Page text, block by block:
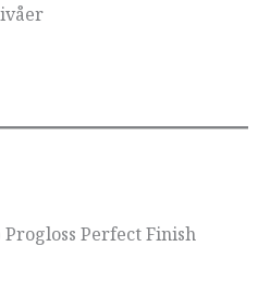
Progloss Perfect Finish